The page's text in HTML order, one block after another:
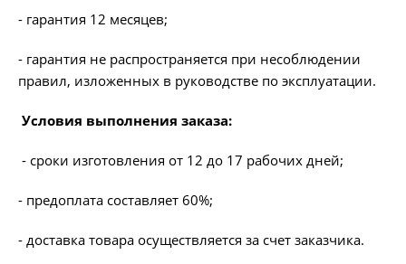
- гарантия 12 месяцев;
- гарантия не распространяется при несоблюдении
правил, изложенных в руководстве по эксплуатации.
Условия выполнения заказа:
- сроки изготовления от 12 до 17 рабочих дней;
- предоплата составляет 60%;
- доставка товара осуществляется за счет заказчика.